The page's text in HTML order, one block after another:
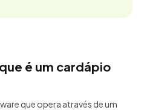
é um cardápio
que opera através de um